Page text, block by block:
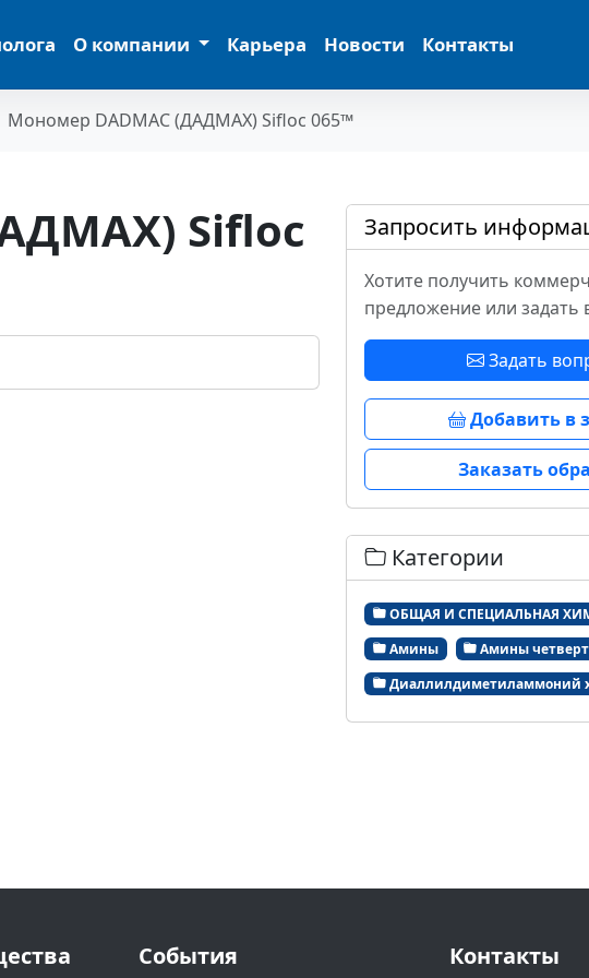
О компании Карьера Новости Контакты
Мономер DADMAC (ДАДМАХ) Sifloc 065™
Sifloc
Запросить
Хотите получить
предложение или задать
Задать
Добавить в
Заказать
Категории
ОБЩАЯ И СПЕЦИАЛЬНАЯ
Амины
Амины
Диаллилдиметиламмоний
События Контакты